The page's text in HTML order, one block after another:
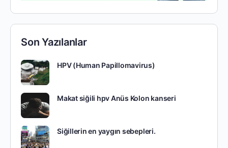
Son Yazılanlar
HPV (Human Papillomavirus)
Makat siğili hpv Anüs Kolon kanseri
Siğillerin en yaygın sebepleri.